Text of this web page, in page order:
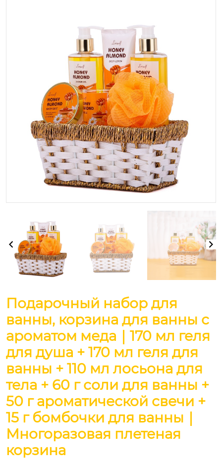
Подарочный набор для
ванны, корзина для ванны с
ароматом меда｜170 мл геля
для душа + 170 мл геля для
ванны + 110 мл лосьона для
тела + 60 г соли для ванны +
50 г ароматической свечи +
15 г бомбочки для ванны｜
Многоразовая плетеная
корзина